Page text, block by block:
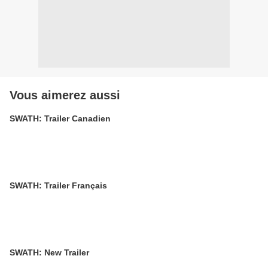
Vous aimerez aussi
SWATH: Trailer Canadien
SWATH: Trailer Français
SWATH: New Trailer